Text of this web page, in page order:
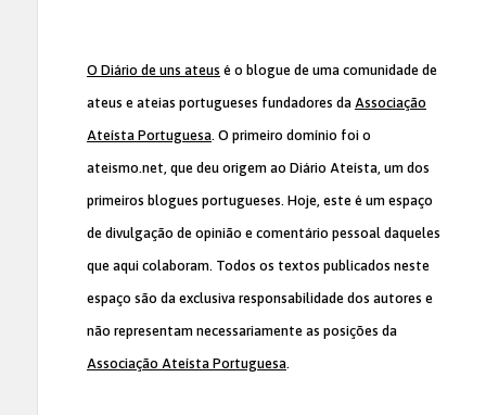
O Diário de uns ateus é o blogue de uma comunidade de
ateus e ateias portugueses fundadores da Associação
Ateísta Portuguesa. O primeiro domínio foi o
ateismo.net, que deu origem ao Diário Ateísta, um dos
primeiros blogues portugueses. Hoje, este é um espaço
de divulgação de opinião e comentário pessoal daqueles
que aqui colaboram. Todos os textos publicados neste
espaço são da exclusiva responsabilidade dos autores e
não representam necessariamente as posições da
Associação Ateísta Portuguesa.